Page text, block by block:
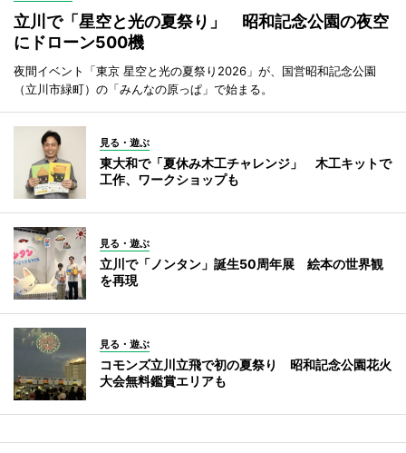
立川で「星空と光の夏祭り」 昭和記念公園の夜空
にドローン500機
夜間イベント「東京 星空と光の夏祭り2026」が、国営昭和記念公園
（立川市緑町）の「みんなの原っぱ」で始まる。
見る・遊ぶ
東大和で「夏休み木工チャレンジ」 木工キットで
工作、ワークショップも
見る・遊ぶ
立川で「ノンタン」誕生50周年展 絵本の世界観
を再現
見る・遊ぶ
コモンズ立川立飛で初の夏祭り 昭和記念公園花火
大会無料鑑賞エリアも